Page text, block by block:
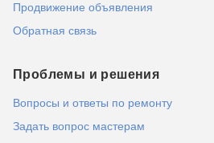
Продвижение объявления
Обратная связь
Проблемы и решения
Вопросы и ответы по ремонту
Задать вопрос мастерам